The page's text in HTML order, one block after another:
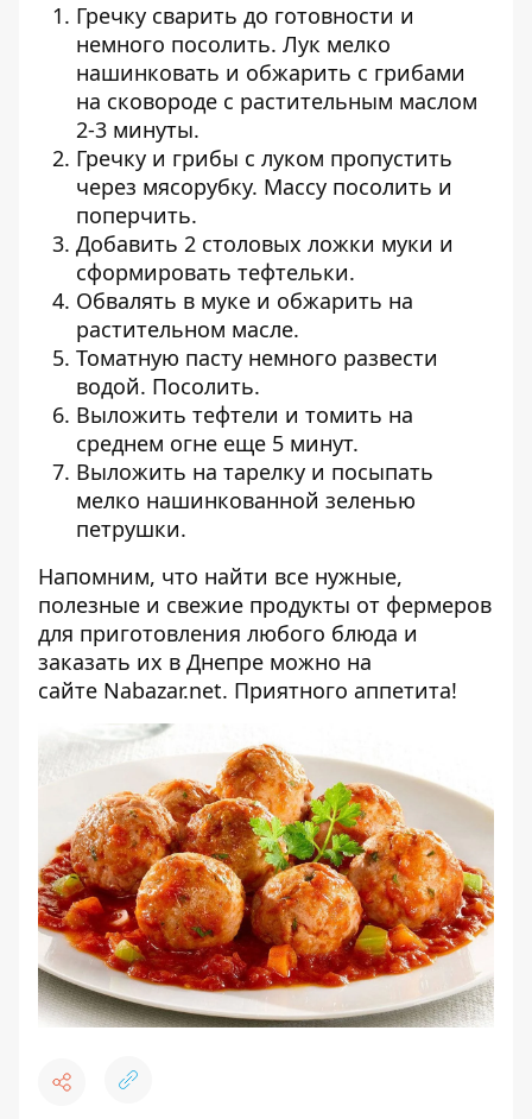
Гречку сварить до готовности и
немного посолить. Лук мелко
нашинковать и обжарить с грибами
на сковороде с растительным маслом
2-3 минуты.
Гречку и грибы с луком пропустить
через мясорубку. Массу посолить и
поперчить.
Добавить 2 столовых ложки муки и
сформировать тефтельки.
Обвалять в муке и обжарить на
растительном масле.
Томатную пасту немного развести
водой. Посолить.
Выложить тефтели и томить на
среднем огне еще 5 минут.
Выложить на тарелку и посыпать
мелко нашинкованной зеленью
петрушки.
Напомним, что найти все нужные,
полезные и свежие продукты от фермеров
для приготовления любого блюда и
заказать их в Днепре можно на
сайте Nabazar.net. Приятного аппетита!